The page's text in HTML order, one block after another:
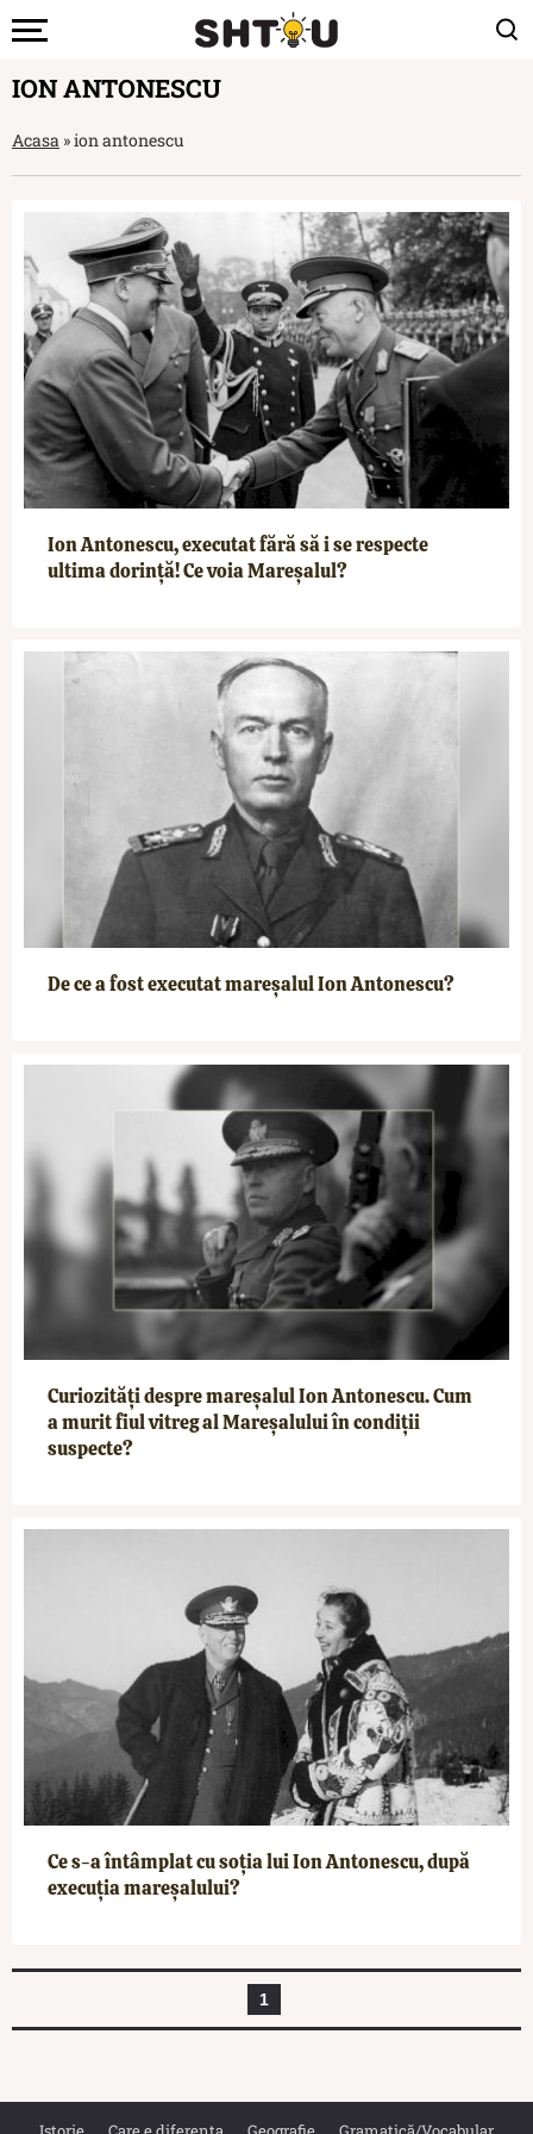
ION ANTONESCU
Acasa »ion antonescu
Ion Antonescu, executat fără să i se respecte
ultima dorință! Ce voia Mareșalul?
De ce a fost executat mareșalul Ion Antonescu?
Curiozități despre mareșalul Ion Antonescu. Cum
a murit fiul vitreg al Mareșalului în condiții
suspecte?
Ce s-a întâmplat cu soția lui Ion Antonescu, după
execuția mareșalului?
1